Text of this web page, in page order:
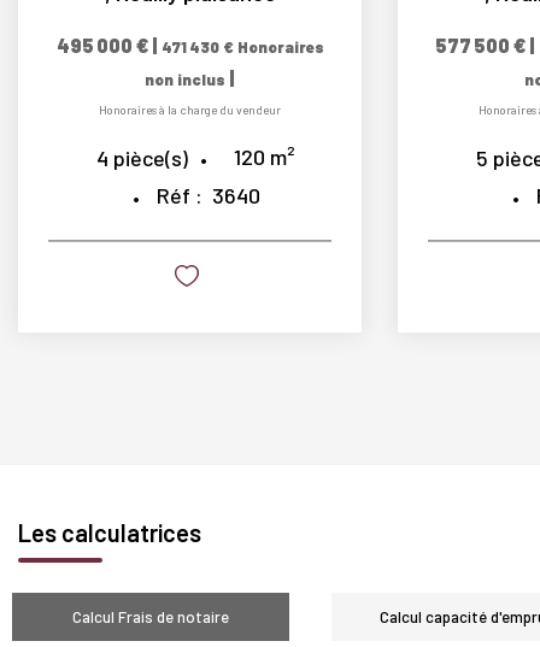
495 000 € | 471 430 € Honoraires
non inclus |
Honoraires à la charge du vendeur
4 pièce(s) 120 m²
Réf : 3640
577 500 € |
5
Les calculatrices
Calcul Frais de notaire Calcul capacité